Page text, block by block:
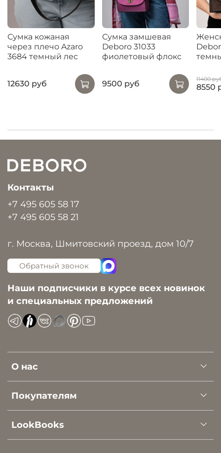
Сумка кожаная
через плечо Azaro
3684 темный лес
12630 руб
Сумка замшевая
Deboro 31033
фиолетовый флокс
9500 руб 11400
8550
О нас
Покупателям
LookBooks
Контакты
+7 495 605 58 17
+7 495 605 58 21
г. Москва, Шмитовский проезд, дом 10/7
Обратный звонок
Наши подписчики в курсе всех новинок
и специальных предложений